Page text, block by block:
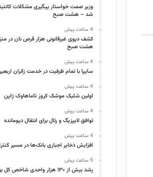
وزیر صمت خواستار پیگیری مشکلات
شد – هشت صبح
4 ساعت پیش
کشف دپوی غیرقانونی هزار قرص نان در
هشت صبح
4 ساعت پیش
سایپا با تمام ظرفیت در خدمت زائران
4 ساعت پیش
اولین شلیک موشک کروز تاماهاوک ژاپن
4 ساعت پیش
توافق لایپزیگ و رئال برای انتقال دیومانده
4 ساعت پیش
افزایش ذخایر اجباری بانک‌ها در مسیر
5 ساعت پیش
رشد بیش از ۱۳۰ هزار واحدی شاخص کل بورس – هشت صبح